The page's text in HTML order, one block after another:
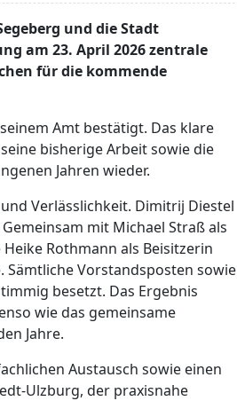
und die Stadt
am 23. April 2026 zentrale
für die kommende
Amt bestätigt. Das klare
bisherige Arbeit sowie die
Jahren wieder.
Verlässlichkeit. Dimitrij Diestel
mit Michael Straß als
Rothmann als Beisitzerin
Vorstandsposten sowie
besetzt. Das Ergebnis
wie das gemeinsame
Jahre.
Austausch sowie einen
Ulzburg, der praxisnahe